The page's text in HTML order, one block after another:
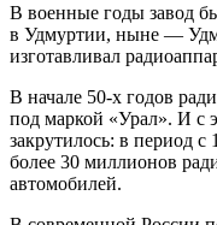
В военные годы завод
в Удмуртии, ныне —
изготавливал
В начале 50-х годов
под маркой «Урал». И с
закрутилось: в период
более 30 миллионов
автомобилей.